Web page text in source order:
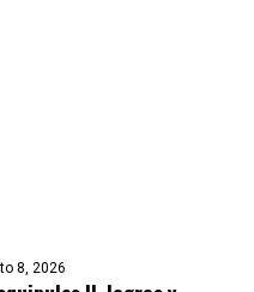
8, 2026